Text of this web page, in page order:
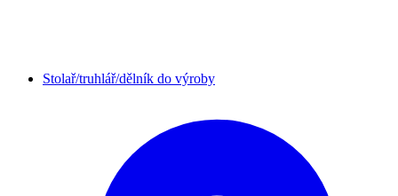
Stolař/truhlář/dělník do výroby